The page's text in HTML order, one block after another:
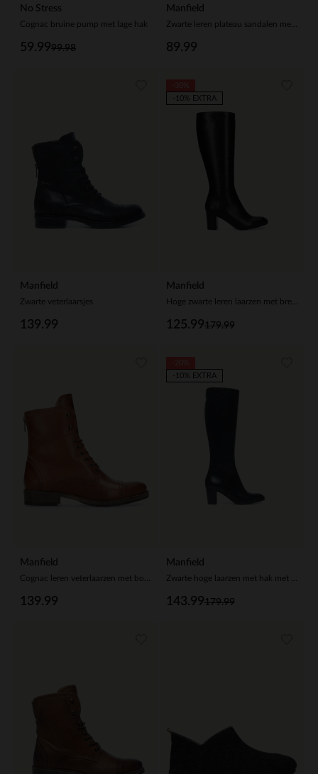
No Stress
Cognac bruine pump met lage hak
99.98
59.99
Manfield
89.99
Manfield
Zwarte veterlaarsjes
139.99
Manfield
179.99
125.99
-10% EXTRA
Manfield
139.99
Manfield
179.99
143.99
-10% EXTRA